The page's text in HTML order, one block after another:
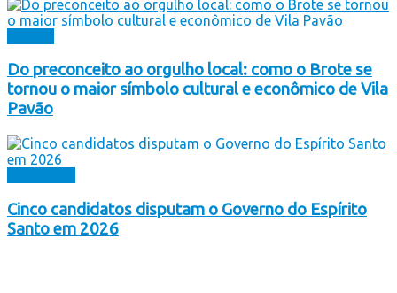
Do preconceito ao orgulho local: como o Brote se
tornou o maior símbolo cultural e econômico de Vila
Pavão
Cinco candidatos disputam o Governo do Espírito
Santo em 2026